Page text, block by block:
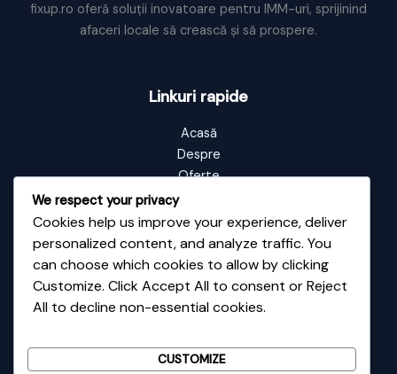
fixup.ro oferă soluții inovatoare pentru IMM-uri, sprijinind
afaceri locale să crească și să prospere.
Linkuri rapide
Acasă
Despre
Oferte
Portofoliu
Blog
Contact
Informații de contact
Email: contact@fixup.ro
We respect your privacy
Cookies help us improve your experience, deliver
personalized content, and analyze traffic. You
can choose which cookies to allow by clicking
Customize. Click Accept All to consent or Reject
All to decline non-essential cookies.
CUSTOMIZE